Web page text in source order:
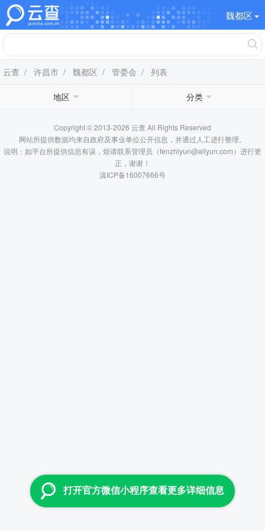
魏都区
云查 / 许昌市 / 魏都区 / 管委会 / 列表
地区 分类
Copyright © 2013-2026 云查 All Rights Reserved
网站所提供数据均来自政府及事业单位公开信息，并通过人工进行整理。
说明：如平台所提供信息有误，烦请联系管理员（fenzhiyun@aliyun.com）进行更
正，谢谢！
滇ICP备16007666号
打开官方微信小程序查看更多详细信息